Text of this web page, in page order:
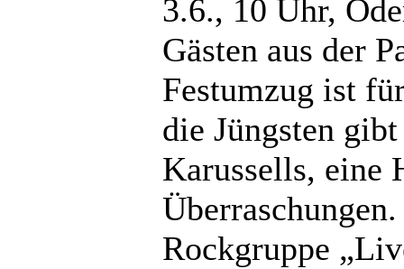
3.6., 10 Uhr,
Gästen aus der
Festumzug ist
die Jüngsten
Karussells, eine
Rockgruppe